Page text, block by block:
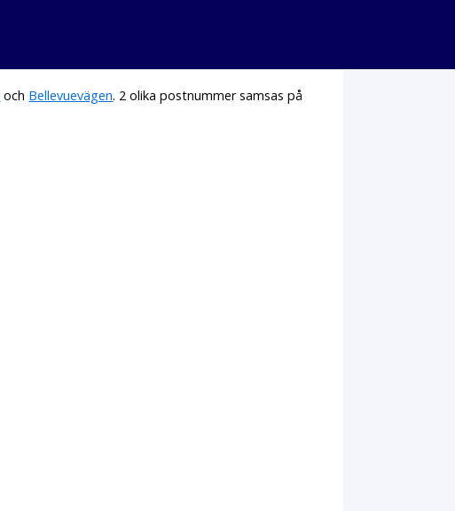
och Bellevuevägen. 2 olika postnummer samsas på